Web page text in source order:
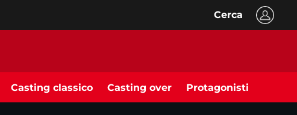
Cerca
Casting classico Casting over Protagonisti